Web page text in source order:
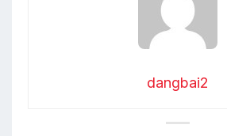
dangbai2